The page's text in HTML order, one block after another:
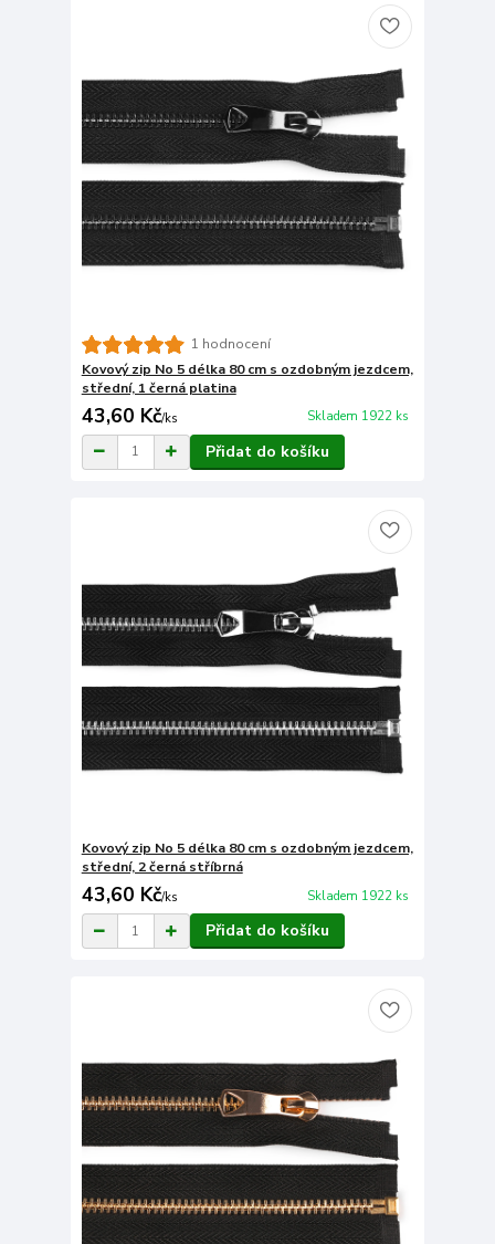
1 hodnocení
Kovový zip No 5 délka 80 cm s ozdobným jezdcem,
střední, 1 černá platina
43,60 Kč/ks Skladem 1922 ks
Přidat do košíku
Kovový zip No 5 délka 80 cm s ozdobným jezdcem,
střední, 2 černá stříbrná
43,60 Kč/ks Skladem 1922 ks
Přidat do košíku